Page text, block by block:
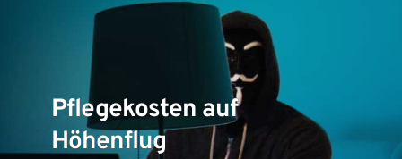
Pflegekosten auf
Höhenflug